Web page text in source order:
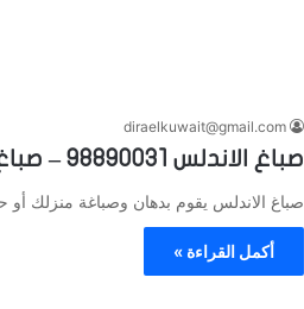
diraelkuwait@gmail.com
صباغ الاندلس 98890031 – صباغ رخيص وممتاز
صباغ الاندلس يقوم بدهان وصباغة منزلك
أكمل القراءة »